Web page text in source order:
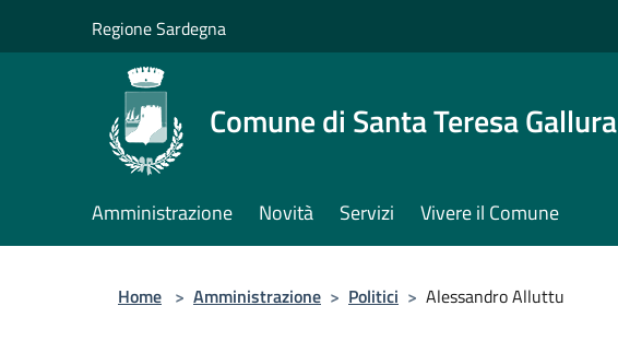
Regione Sardegna
Comune di Santa Teresa Gallura
Amministrazione Novità Servizi Vivere il Comune
Home > Amministrazione > Politici > Alessandro Alluttu